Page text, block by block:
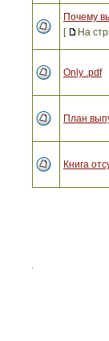
Почему
[
На
Only .pdf
План
Книга